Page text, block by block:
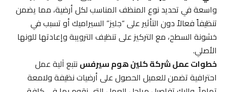
واسعة في تحديد نوع المنظف المناسب لكل أرضية، مما يضمن
تنظيفاً فعالاً دون التأثير على “جليز” السيراميك أو تسبب في
خشونة السطح، مع التركيز على تنظيف الترويبة وإعادتها للونها
الأصلي.
خطوات عمل شركة كلين هوم سيرفسنتبع آلية عمل
احترافية تضمن للعميل الحصول على أرضيات نظيفة ولامعة